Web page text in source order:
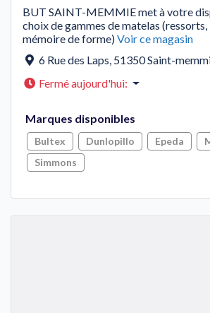
BUT SAINT-MEMMIE met à votre
choix de gammes de matelas (ressorts,
mémoire de forme)Voir ce magasin
6 Rue des Laps, 51350Saint-
Fermé aujourd'hui:
Marques disponibles
Bultex Dunlopillo Epeda
Simmons